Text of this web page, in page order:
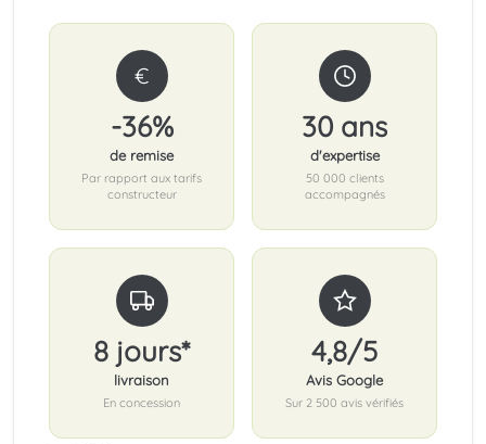
€
-36%
de remise
Par rapport aux tarifs
constructeur
30 ans
d'expertise
50 000 clients
accompagnés
8 jours*
livraison
En concession
4,8/5
Avis Google
Sur 2 500 avis vérifiés